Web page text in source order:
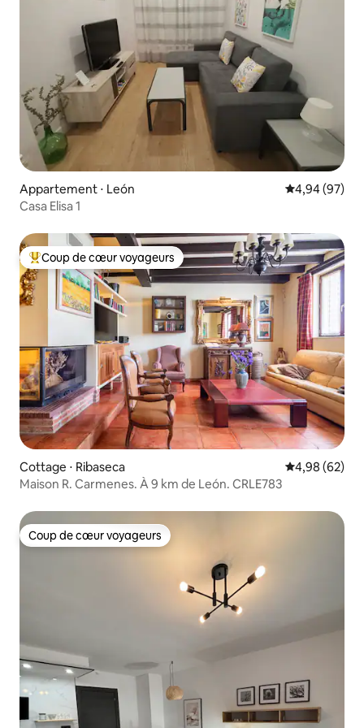
Appartement ⋅ León Évaluation
4,94 (97)
Casa Elisa 1
Coups de cœur voyageurs les plus appréciés
Coup de cœur voyageurs
Cottage ⋅ Ribaseca Évaluation
4,98 (62)
Maison R. Carmenes. À 9 km de León. CRLE783
Coup de cœur voyageurs
Coup de cœur voyageurs